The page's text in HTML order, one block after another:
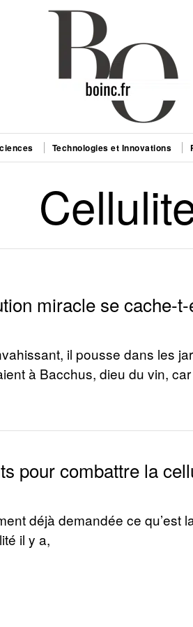
Technologies et Innovations
miracle se cache-
il pousse dans les
à Bacchus, dieu du vin,
pour combattre la
déjà demandée ce qu’est
il y a,